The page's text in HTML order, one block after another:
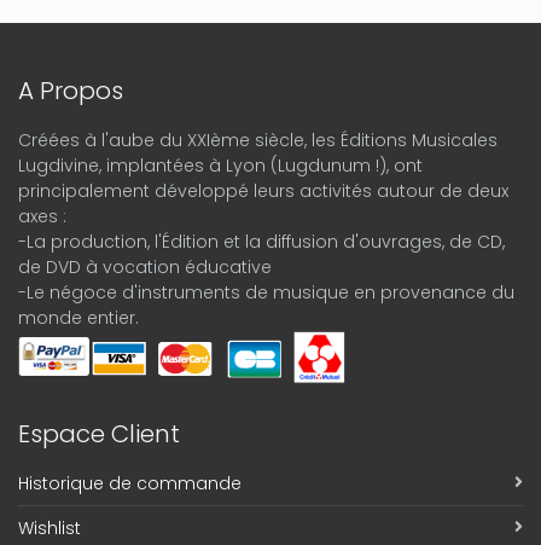
A Propos
Créées à l'aube du XXIème siècle, les Éditions Musicales
Lugdivine, implantées à Lyon (Lugdunum !), ont
principalement développé leurs activités autour de deux
axes :
-La production, l'Édition et la diffusion d'ouvrages, de CD,
de DVD à vocation éducative
-Le négoce d'instruments de musique en provenance du
monde entier.
Espace Client
Historique de commande
Wishlist